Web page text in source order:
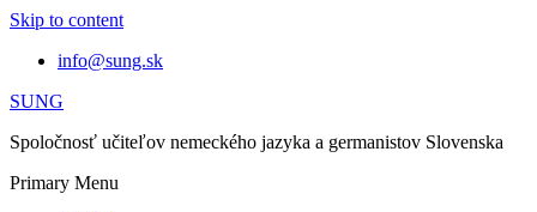
Skip to content
info@sung.sk
SUNG
Spoločnosť učiteľov nemeckého jazyka a germanistov Slovenska
Primary Menu